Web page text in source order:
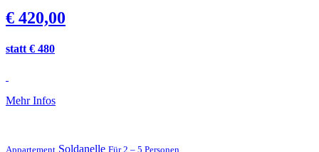
€ 420,00
statt € 480
Mehr Infos
Appartement Soldanelle Für 2 – 5 Personen